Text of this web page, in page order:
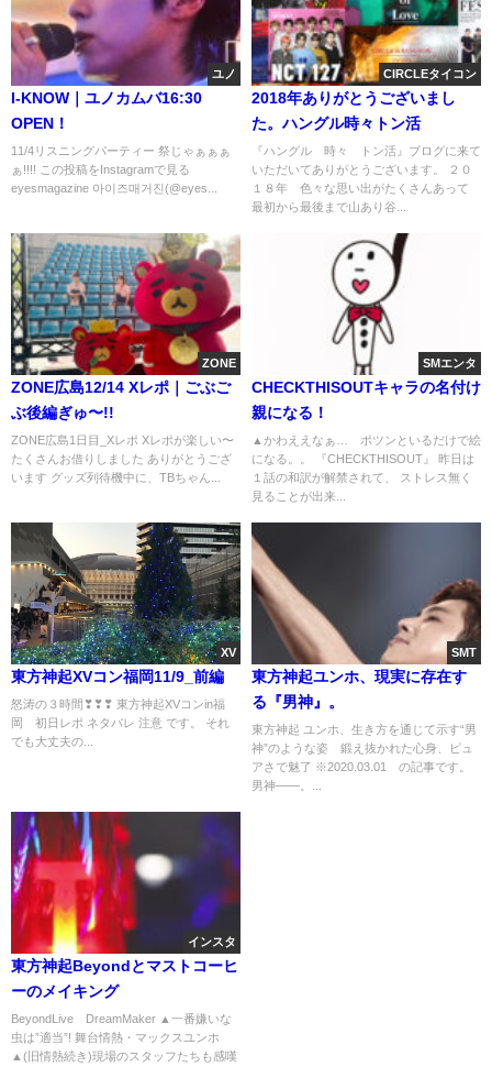
ユノ
I-KNOW｜ユノカムバ16:30
OPEN！
11/4リスニングパーティー 祭じゃぁぁぁ
ぁ!!!! この投稿をInstagramで見る
eyesmagazine 아이즈매거진(@eyes...
CIRCLEタイコン
2018年ありがとうございまし
た。ハングル時々トン活
『ハングル 時々 トン活』ブログに来て
いただいてありがとうございます。 ２０
１８年 色々な思い出がたくさんあって
最初から最後まで山あり谷...
ZONE
ZONE広島12/14 Xレポ｜ごぶご
ぶ後編ぎゅ〜!!
ZONE広島1日目_Xレポ Xレポが楽しい〜
たくさんお借りしました ありがとうござ
います️ グッズ列待機中に、TBちゃん...
SMエンタ
CHECKTHISOUTキャラの名付け
親になる！
▲かわええなぁ… ポツンといるだけで絵
になる。。 『CHECKTHISOUT』 昨日は
１話の和訳が解禁されて、 ストレス無く
見ることが出来...
XV
東方神起XVコン福岡11/9_前編
怒涛の３時間❣❣❣ 東方神起XVコンin福
岡 初日レポ ネタバレ 注意 です。 それ
でも大丈夫の...
SMT
東方神起ユンホ、現実に存在す
る『男神』。
東方神起 ユンホ、生き方を通じて示す“男
神”のような姿 鍛え抜かれた心身、ピュ
アさで魅了 ※2020.03.01 の記事です。
男神――。...
インスタ
東方神起Beyondとマストコーヒ
ーのメイキング
BeyondLive DreamMaker ▲一番嫌いな
虫は”適当”! 舞台情熱・マックスユンホ
▲(旧情熱続き)現場のスタッフたちも感嘆